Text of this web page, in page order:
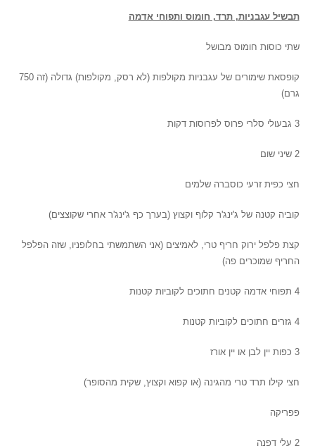
תבשיל עגבניות, תרד, חומוס ותפוחי אדמה
שתי כוסות חומוס מבושל
קופסאת שימורים של עגבניות מקולפות (לא רסק, מקולפות) גדולה (זה 750
גרם)
3 גבעולי סלרי פרוס לפרוסות דקות
2 שיני שום
חצי כפית זרעי כוסברה שלמים
קוביה קטנה של ג'ינג'ר קלוף וקצוץ (בערך כף ג'ינג'ר אחרי שקוצצים)
קצת פלפל ירוק חריף טרי, לאמיצים (אני השתמשתי בחלופניו, שזה הפלפל
החריף שמוכרים פה)
4 תפוחי אדמה קטנים חתוכים לקוביות קטנות
4 גזרים חתוכים לקוביות קטנות
3 כפות יין לבן או יין אורז
חצי קילו תרד טרי מהגינה (או קפוא וקצוץ, שקית מהסופר)
פפריקה
2 עלי דפנה